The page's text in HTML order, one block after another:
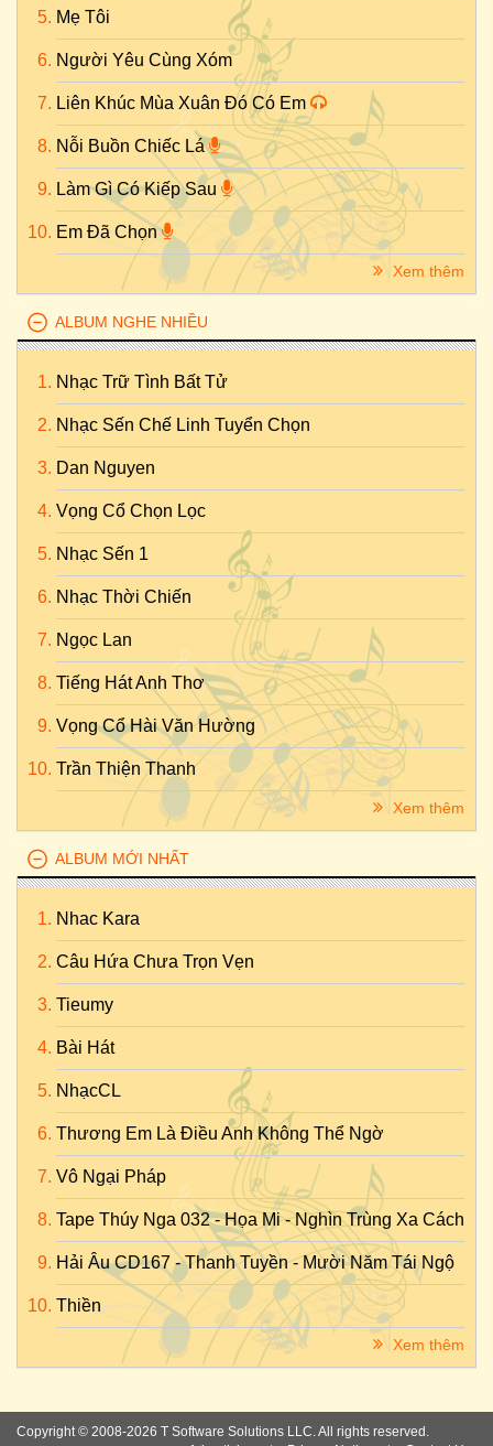
Mẹ Tôi
Người Yêu Cùng Xóm
Liên Khúc Mùa Xuân Đó Có Em
Nỗi Buồn Chiếc Lá
Làm Gì Có Kiếp Sau
Em Đã Chọn
Xem thêm
ALBUM NGHE NHIỀU
Nhạc Trữ Tình Bất Tử
Nhạc Sến Chế Linh Tuyển Chọn
Dan Nguyen
Vọng Cổ Chọn Lọc
Nhạc Sến 1
Nhạc Thời Chiến
Ngọc Lan
Tiếng Hát Anh Thơ
Vọng Cổ Hài Văn Hường
Trần Thiện Thanh
Xem thêm
ALBUM MỚI NHẤT
Nhac Kara
Câu Hứa Chưa Trọn Vẹn
Tieumy
Bài Hát
NhạcCL
Thương Em Là Điều Anh Không Thể Ngờ
Vô Ngại Pháp
Tape Thúy Nga 032 - Họa Mi - Nghìn Trùng Xa Cách
Hải Âu CD167 - Thanh Tuyền - Mười Năm Tái Ngộ
Thiền
Xem thêm
Copyright © 2008-2026 T Software Solutions LLC. All rights reserved.